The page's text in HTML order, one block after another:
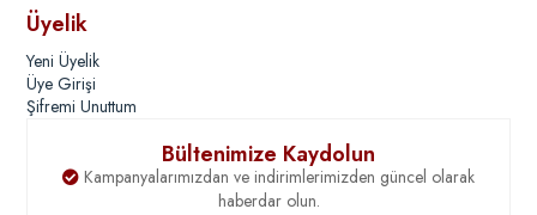
Siz de portföyünüzü zenginleştirmek, düzenli satış potansiyeli olan bir
ürün grubu ile gelirlerinizi artırmak istiyorsanız, toptan ağız bakım suyu
siparişlerinizi şimdi oluşturabilirsiniz.
Üyelik
Yeni Üyelik
Üye Girişi
Şifremi Unuttum
Bültenimize Kaydolun
Kampanyalarımızdan ve indirimlerimizden güncel olarak
haberdar olun.